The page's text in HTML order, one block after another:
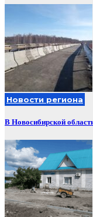
Новости региона
В Новосибирской